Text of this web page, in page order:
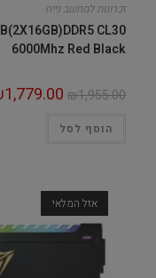
זכרונות למחשב נייח
CL30
6000Mhz Red Black
₪1,955.00
1,779.00
הוסף לסל
אזל המלאי